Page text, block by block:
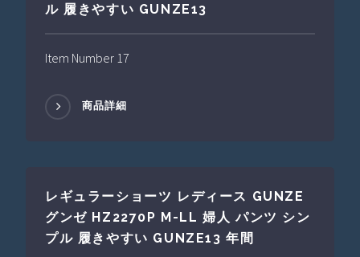
ル 履きやすい GUNZE13
Item Number 17
商品詳細
レギュラーショーツ レディース GUNZE
グンゼ HZ2270P M-LL 婦人 パンツ シン
プル 履きやすい GUNZE13 年間